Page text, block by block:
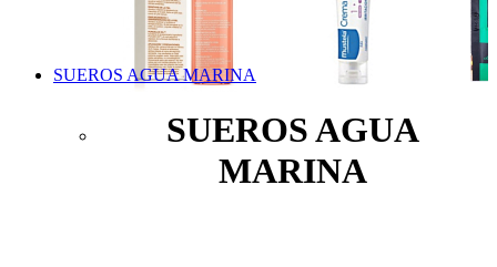
SUEROS AGUA MARINA
SUEROS AGUA
MARINA